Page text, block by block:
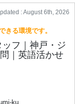
:August 6th, 2026
きる環境です。
フ｜神戸・ジ
｜英語活かせ
ku